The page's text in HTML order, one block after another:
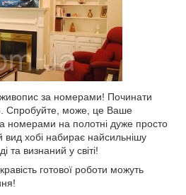
за номерами! Починати
Спробуйте, може, це Ваше
номерами на полотні дуже просто
хобі набирає найсильнішу
та визнаний у світі!
готової роботи можуть